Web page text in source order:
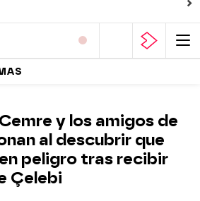
y los amigos de
al descubrir que
peligro tras recibir
Çelebi